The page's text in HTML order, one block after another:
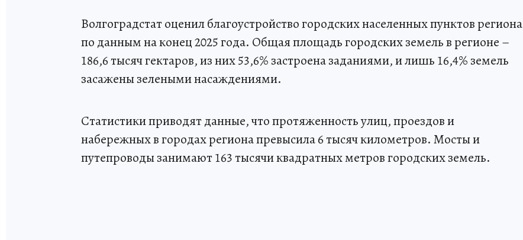
Волгоградстат оценил благоустройство городских населенных пунктов региона
по данным на конец 2025 года. Общая площадь городских земель в регионе –
186,6 тысяч гектаров, из них 53,6% застроена заданиями, и лишь 16,4% земель
засажены зелеными насаждениями.
Статистики приводят данные, что протяженность улиц, проездов и
набережных в городах региона превысила 6 тысяч километров. Мосты и
путепроводы занимают 163 тысячи квадратных метров городских земель.